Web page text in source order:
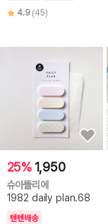
4.9 (45)
25% 1,950
슈아뜰리에
1982 daily plan.68
텐텐배송